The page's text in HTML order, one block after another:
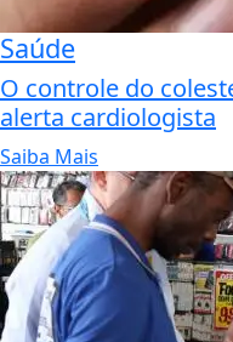
Saúde
O controle do
alerta cardiologista
Saiba Mais